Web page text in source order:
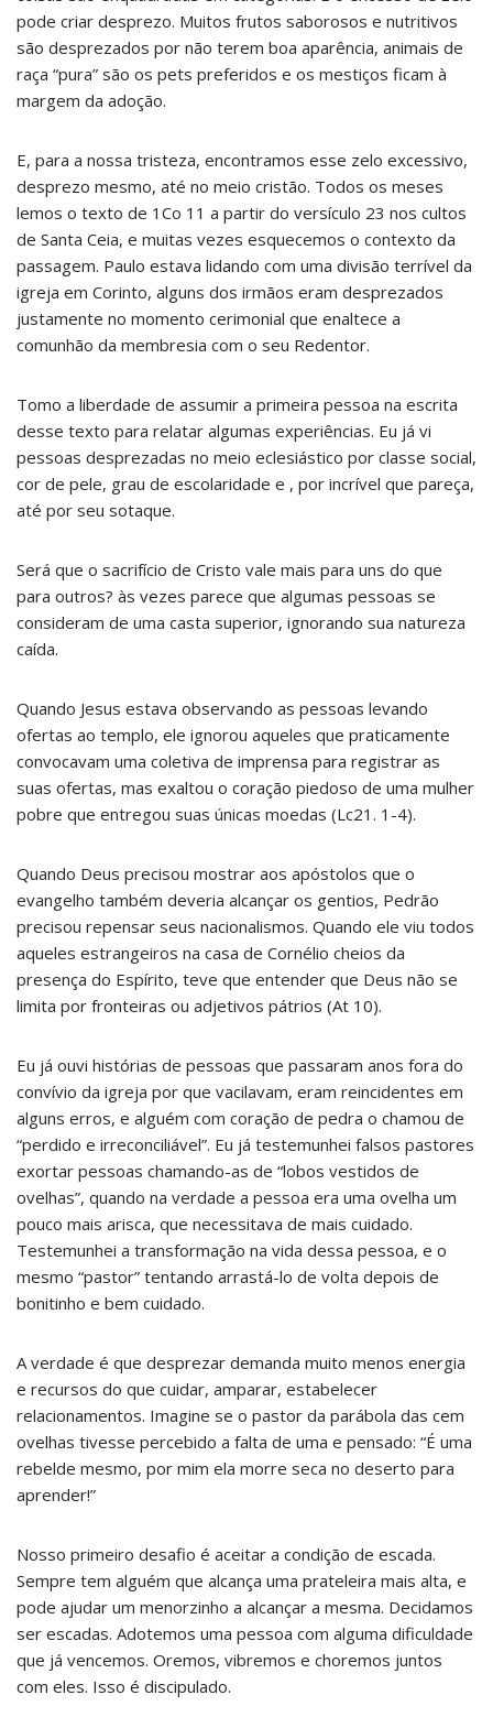
pode criar desprezo. Muitos frutos saborosos e nutritivos
são desprezados por não terem boa aparência, animais de
raça “pura” são os pets preferidos e os mestiços ficam à
margem da adoção.
E, para a nossa tristeza, encontramos esse zelo excessivo,
desprezo mesmo, até no meio cristão. Todos os meses
lemos o texto de 1Co 11 a partir do versículo 23 nos cultos
de Santa Ceia, e muitas vezes esquecemos o contexto da
passagem. Paulo estava lidando com uma divisão terrível da
igreja em Corinto, alguns dos irmãos eram desprezados
justamente no momento cerimonial que enaltece a
comunhão da membresia com o seu Redentor.
Tomo a liberdade de assumir a primeira pessoa na escrita
desse texto para relatar algumas experiências. Eu já vi
pessoas desprezadas no meio eclesiástico por classe social,
cor de pele, grau de escolaridade e , por incrível que pareça,
até por seu sotaque.
Será que o sacrifício de Cristo vale mais para uns do que
para outros? às vezes parece que algumas pessoas se
consideram de uma casta superior, ignorando sua natureza
caída.
Quando Jesus estava observando as pessoas levando
ofertas ao templo, ele ignorou aqueles que praticamente
convocavam uma coletiva de imprensa para registrar as
suas ofertas, mas exaltou o coração piedoso de uma mulher
pobre que entregou suas únicas moedas (Lc21. 1-4).
Quando Deus precisou mostrar aos apóstolos que o
evangelho também deveria alcançar os gentios, Pedrão
precisou repensar seus nacionalismos. Quando ele viu todos
aqueles estrangeiros na casa de Cornélio cheios da
presença do Espírito, teve que entender que Deus não se
limita por fronteiras ou adjetivos pátrios (At 10).
Eu já ouvi histórias de pessoas que passaram anos fora do
convívio da igreja por que vacilavam, eram reincidentes em
alguns erros, e alguém com coração de pedra o chamou de
“perdido e irreconciliável”. Eu já testemunhei falsos pastores
exortar pessoas chamando-as de “lobos vestidos de
ovelhas”, quando na verdade a pessoa era uma ovelha um
pouco mais arisca, que necessitava de mais cuidado.
Testemunhei a transformação na vida dessa pessoa, e o
mesmo “pastor” tentando arrastá-lo de volta depois de
bonitinho e bem cuidado.
A verdade é que desprezar demanda muito menos energia
e recursos do que cuidar, amparar, estabelecer
relacionamentos. Imagine se o pastor da parábola das cem
ovelhas tivesse percebido a falta de uma e pensado: “É uma
rebelde mesmo, por mim ela morre seca no deserto para
aprender!”
Nosso primeiro desafio é aceitar a condição de escada.
Sempre tem alguém que alcança uma prateleira mais alta, e
pode ajudar um menorzinho a alcançar a mesma. Decidamos
ser escadas. Adotemos uma pessoa com alguma dificuldade
que já vencemos. Oremos, vibremos e choremos juntos
com eles. Isso é discipulado.